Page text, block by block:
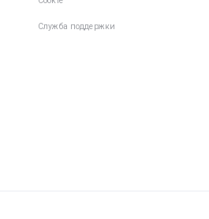
Служба поддержки